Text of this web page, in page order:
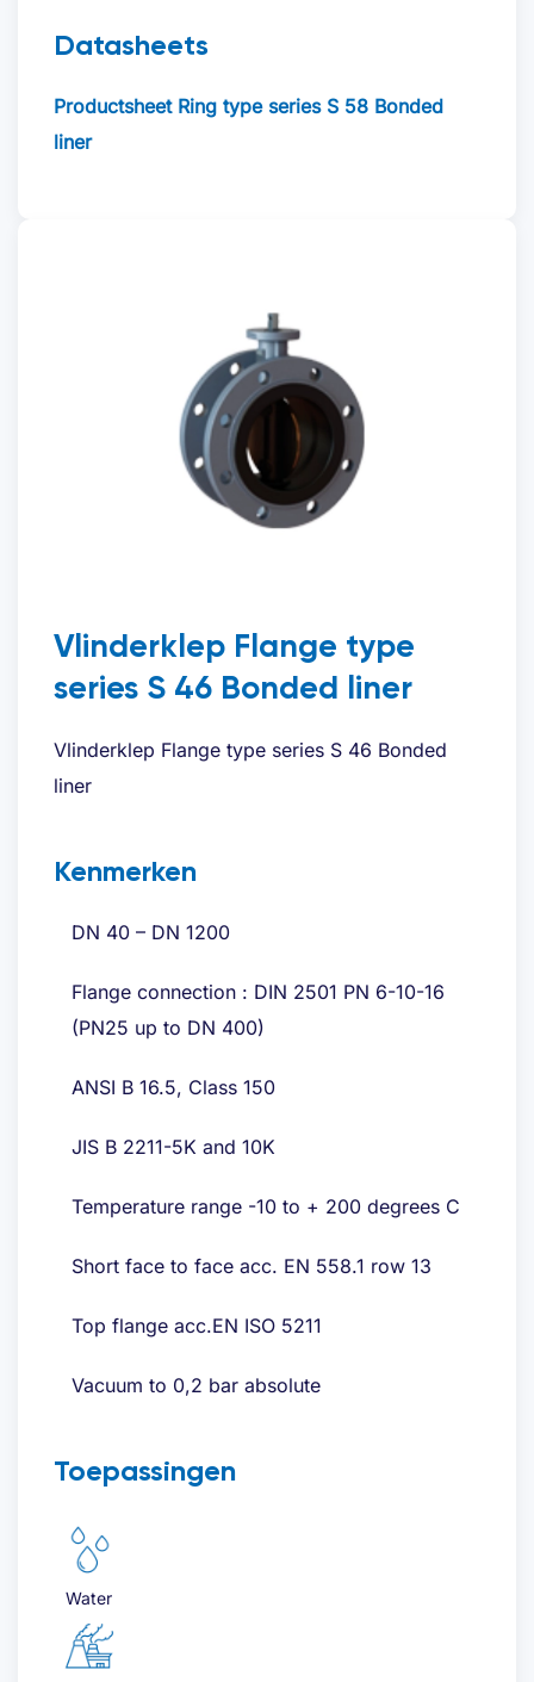
Datasheets
Productsheet Ring type series S 58 Bonded
liner
Vlinderklep Flange type
series S 46 Bonded liner
Vlinderklep Flange type series S 46 Bonded
liner
Kenmerken
DN 40 – DN 1200
Flange connection : DIN 2501 PN 6-10-16
(PN25 up to DN 400)
ANSI B 16.5, Class 150
JIS B 2211-5K and 10K
Temperature range -10 to + 200 degrees C
Short face to face acc. EN 558.1 row 13
Top flange acc.EN ISO 5211
Vacuum to 0,2 bar absolute
Toepassingen
Water